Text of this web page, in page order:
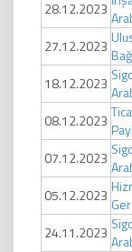
28.12.2023
27.12.2023
18.12.2023
08.12.2023
07.12.2023
05.12.2023
24.11.2023